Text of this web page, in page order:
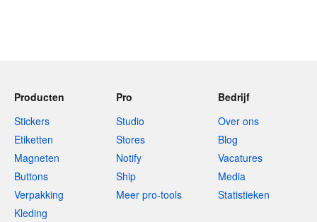
Producten
Stickers
Etiketten
Magneten
Buttons
Verpakking
Kleding
Pro
Studio
Stores
Notify
Ship
Meer pro-tools
Bedrijf
Over ons
Blog
Vacatures
Media
Statistieken